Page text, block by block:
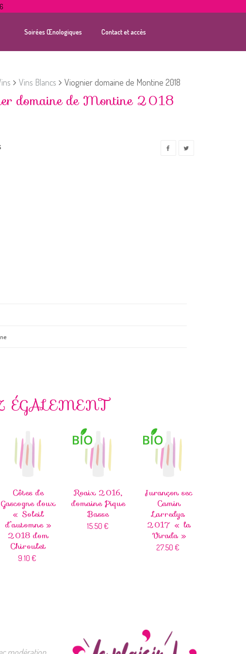
Soirées Œnologiques Contact et accès
Vins Blancs Viognier domaine de Montine 2018
domaine de Montine 2018
ÉGALEMENT
Côtes de
Gascogne doux
« Soleil
d’automne »
2018 dom
Chiroulet
9.10 €
Roaix 2016,
domaine Pique
Basse
15.50 €
Jurançon sec
Camin
Larredya
2017 « la
Virada »
27.50 €